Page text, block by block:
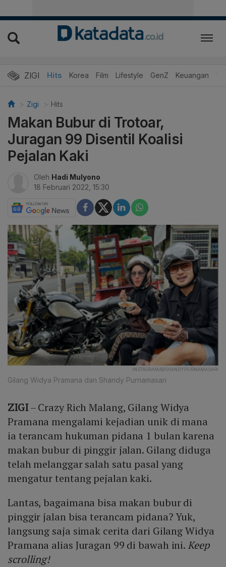
ZIGI Hits Korea Film Lifestyle GenZ Keuangan
Zigi Hits
Makan Bubur di Trotoar,
Juragan 99 Disentil Koalisi
Pejalan Kaki
Oleh Hadi Mulyono
18 Februari 2022, 15:30
INSTAGRAM/@SHANDYPURNAMASARI
Gilang Widya Pramana dan Shandy Purnamasari
ZIGI– Crazy Rich Malang, Gilang Widya
Pramana mengalami kejadian unik di mana
ia terancam hukuman pidana 1 bulan karena
makan bubur di pinggir jalan. Gilang diduga
telah melanggar salah satu pasal yang
mengatur tentang pejalan kaki.
Lantas, bagaimana bisa makan bubur di
pinggir jalan bisa terancam pidana? Yuk,
langsung saja simak cerita dari Gilang Widya
Pramana alias Juragan 99 di bawah ini. Keep
scrolling!